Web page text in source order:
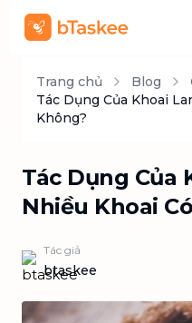
Trang chủ Blog
Tác Dụng Của Khoai
Không?
Tác Dụng Của
Nhiều Khoai
Tác giả
btaskee